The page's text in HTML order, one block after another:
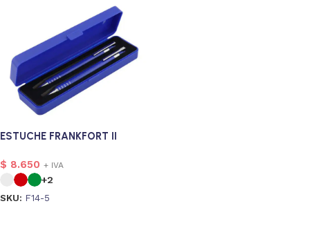
ESTUCHE FRANKFORT II
$ 8.650 + IVA
+2
SKU: F14-5